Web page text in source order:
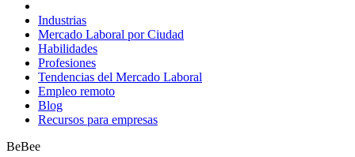
Industrias
Mercado Laboral por Ciudad
Habilidades
Profesiones
Tendencias del Mercado Laboral
Empleo remoto
Blog
Recursos para empresas
BeBee